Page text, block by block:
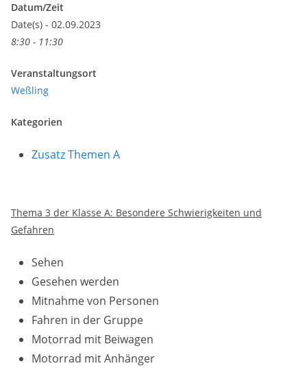
Datum/Zeit
Date(s) - 02.09.2023
8:30 - 11:30
Veranstaltungsort
Weßling
Kategorien
Zusatz Themen A
Thema 3 der Klasse A: Besondere Schwierigkeiten und
Gefahren
Sehen
Gesehen werden
Mitnahme von Personen
Fahren in der Gruppe
Motorrad mit Beiwagen
Motorrad mit Anhänger